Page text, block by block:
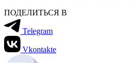
ПОДЕЛИТЬСЯ В
Telegram
Vkontakte